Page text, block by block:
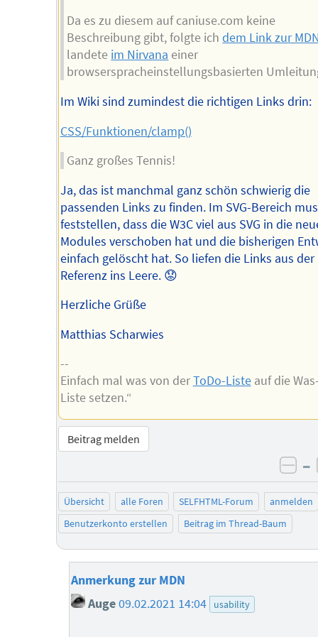
Da es zu diesem auf caniuse.com keine
Beschreibung gibt, folgte ichdem Link zur
landete im Nirvana einer
browserspracheinstellungsbasierten
Im Wiki sind zumindest die richtigen Links drin:
CSS/Funktionen/clamp()
Ganz großes Tennis!
Ja, das ist manchmal ganz schön schwierig die
passenden Links zu finden. Im SVG-Bereich
feststellen, dass die W3C viel aus SVG in die
Modules verschoben hat und die bisherigen
einfach gelöscht hat. So liefen die Links aus der
Referenz ins Leere. 😟
Herzliche Grüße
Matthias Scharwies
--
Einfach mal was von derToDo-Listeauf die
Liste setzen.“
Beitrag melden
–
Übersicht alle Foren SELFHTML-Forum
anmelden
Benutzerkonto erstellen
Beitrag im Thread-Baum
Anmerkung zur MDN
Auge 09.02.2021 14:04 usability